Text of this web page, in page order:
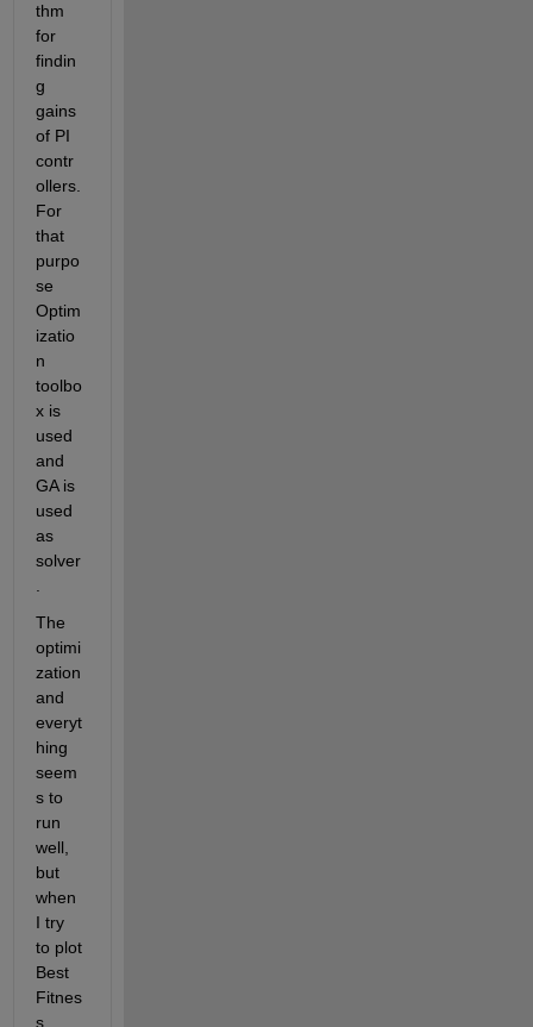
thm
for
findin
g
gains
of PI
contr
ollers.
For
that
purpo
se
Optim
izatio
n
toolbo
x is
used
and
GA is
used
as
solver
The
optimi
zation
and
everyt
hing
seem
s to
run
well,
but
when
I try
to plot
Best
Fitnes
s